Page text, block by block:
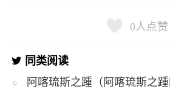
0人点赞
同类阅读
阿喀琉斯之踵（阿喀琉斯之踵